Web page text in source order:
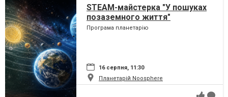
STEAM-майстерка "У пошуках
позаземного життя"
Програма планетарію
16 серпня, 11:30
Планетарій Noosphere